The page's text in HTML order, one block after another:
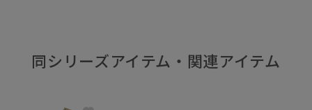
同シリーズアイテム・関連アイテム